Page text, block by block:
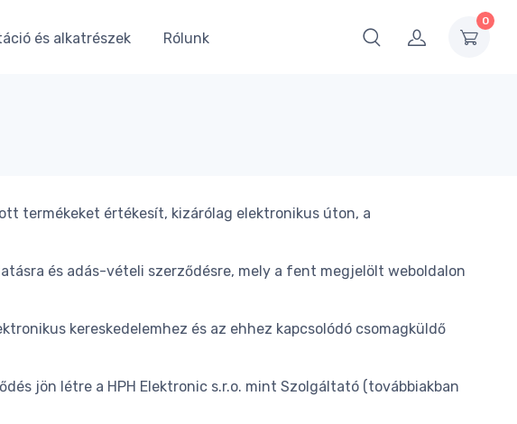
0
és alkatrészek Rólunk
termékeket értékesít, kizárólag elektronikus úton, a
és adás-vételi szerződésre, mely a fent megjelölt weboldalon
kereskedelemhez és az ehhez kapcsolódó csomagküldő
jön létre a HPH Elektronic s.r.o. mint Szolgáltató (továbbiakban